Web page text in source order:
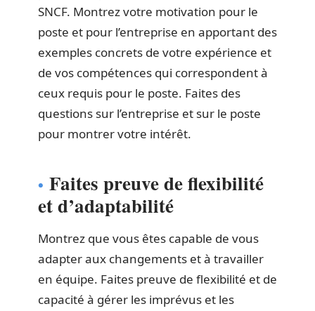
SNCF. Montrez votre motivation pour le
poste et pour l’entreprise en apportant des
exemples concrets de votre expérience et
de vos compétences qui correspondent à
ceux requis pour le poste. Faites des
questions sur l’entreprise et sur le poste
pour montrer votre intérêt.
Faites preuve de flexibilité
et d’adaptabilité
Montrez que vous êtes capable de vous
adapter aux changements et à travailler
en équipe. Faites preuve de flexibilité et de
capacité à gérer les imprévus et les